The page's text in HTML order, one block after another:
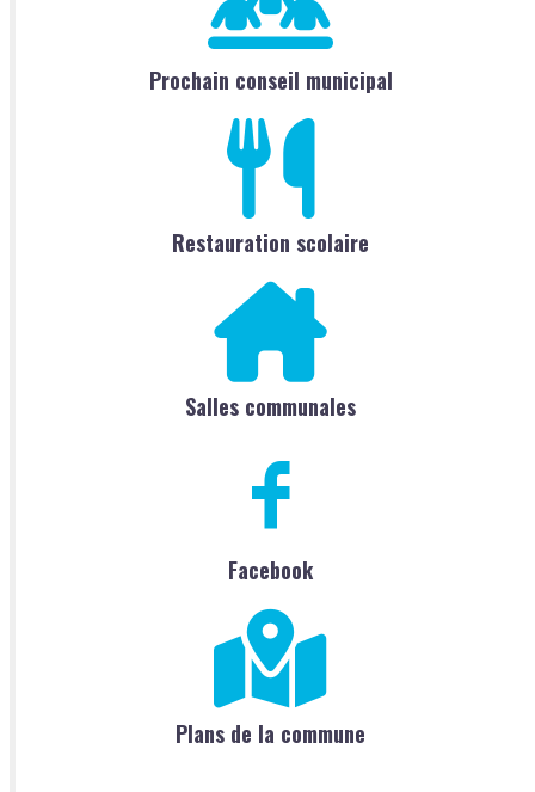
Prochain conseil municipal
Restauration scolaire
Salles communales
Facebook
Plans de la commune